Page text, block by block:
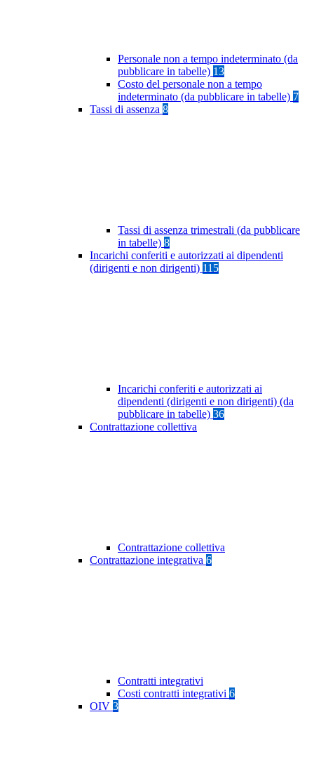
Personale non a tempo indeterminato (da
pubblicare in tabelle) 13
Costo del personale non a tempo
indeterminato (da pubblicare in tabelle) 7
Tassi di assenza 8
Tassi di assenza trimestrali (da pubblicare
in tabelle) 8
Incarichi conferiti e autorizzati ai dipendenti
(dirigenti e non dirigenti) 115
Incarichi conferiti e autorizzati ai
dipendenti (dirigenti e non dirigenti) (da
pubblicare in tabelle) 36
Contrattazione collettiva
Contrattazione collettiva
Contrattazione integrativa 6
Contratti integrativi
Costi contratti integrativi 6
OIV 3